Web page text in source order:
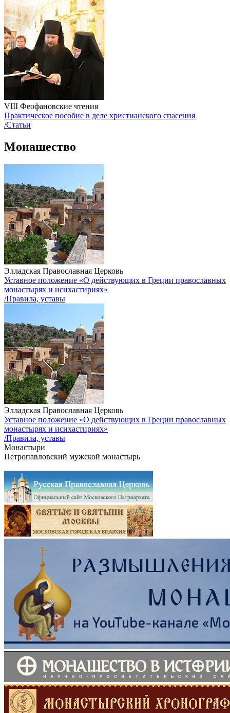
VIII Феофановские чтения
Практическое пособие в деле христианского спасения
/Статьи
Монашество
Элладская Православная Церковь
Уставное положение «О действующих в Греции православных
монастырях и исихастириях»
/Правила, уставы
Элладская Православная Церковь
Уставное положение «О действующих в Греции православных
монастырях и исихастириях»
/Правила, уставы
Монастыри
Петропавловский мужской монастырь